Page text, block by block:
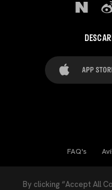
FAQ's
By clicking “Accept All